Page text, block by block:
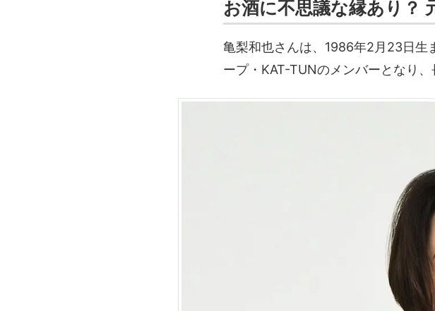
お酒に不思議な縁あり？
亀梨和也さんは、1986年2月23日生
ープ・KAT-TUNのメンバーとなり、